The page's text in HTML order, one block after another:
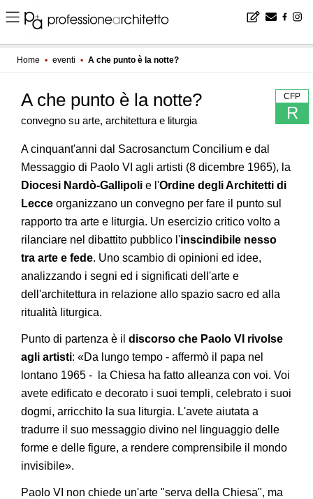
Home ▪ eventi ▪ A che punto è la notte?
CFP
R
A che punto è la notte?
convegno su arte, architettura e liturgia
A cinquant'anni dal Sacrosanctum Concilium e dal
Messaggio di Paolo VI agli artisti (8 dicembre 1965), la
Diocesi Nardò-Gallipoli e l'Ordine degli Architetti di
Lecce organizzano un convegno per fare il punto sul
rapporto tra arte e liturgia. Un esercizio critico volto a
rilanciare nel dibattito pubblico l'inscindibile nesso
tra arte e fede. Uno scambio di opinioni ed idee,
analizzando i segni ed i significati dell'arte e
dell'architettura in relazione allo spazio sacro ed alla
ritualità liturgica.
Punto di partenza è il discorso che Paolo VI rivolse
agli artisti: «Da lungo tempo - affermò il papa nel
lontano 1965 - la Chiesa ha fatto alleanza con voi. Voi
avete edificato e decorato i suoi templi, celebrato i suoi
dogmi, arricchito la sua liturgia. L'avete aiutata a
tradurre il suo messaggio divino nel linguaggio delle
forme e delle figure, a rendere comprensibile il mondo
invisibile».
Paolo VI non chiede un'arte "serva della Chiesa", ma